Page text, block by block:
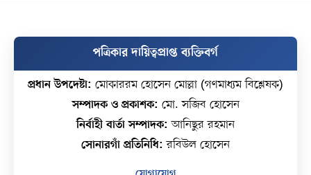
পত্রিকার দায়িত্বপ্রাপ্ত ব্যক্তিবর্গ
প্রধান উপদেষ্টা: মোকাররম হোসেন মোল্লা (গণমাধ্যম বিশ্লেষক)
সম্পাদক ও প্রকাশক: মো. সজিব হোসেন
নির্বাহী বার্তা সম্পাদক: আনিছুর রহমান
সোনারগাঁ প্রতিনিধি: রবিউল হোসেন